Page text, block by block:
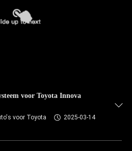
voor Toyota Innova
voor Toyota
2025-03-14